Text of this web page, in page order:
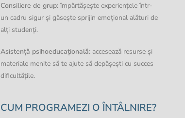
Consiliere de grup:împărtășește experiențele într-
un cadru sigur și găsește sprijin emoțional alături de
alți studenți.
Asistență psihoeducațională:accesează resurse și
materiale menite să te ajute să depășești cu succes
dificultățile.
CUM PROGRAMEZI O ÎNTÂLNIRE?